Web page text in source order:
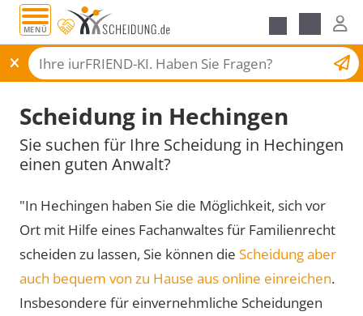
MENÜ
Scheidungsantrag
Scheidung in Hechingen
Sie suchen für Ihre Scheidung in Hechingen
einen guten Anwalt?
"In Hechingen haben Sie die Möglichkeit, sich vor
Ort mit Hilfe eines Fachanwaltes für Familienrecht
scheiden zu lassen, Sie können die Scheidung aber
auch bequem von zu Hause aus online einreichen.
Insbesondere für einvernehmliche Scheidungen